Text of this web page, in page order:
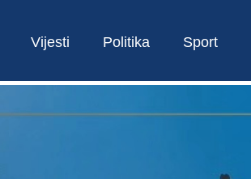
Vijesti Politika Sport